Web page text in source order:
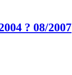
? 08/2007